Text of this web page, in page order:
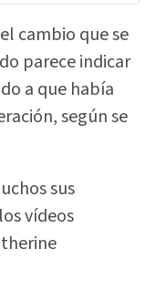
cambio que se
parece indicar
a que había
según se
sus
vídeos